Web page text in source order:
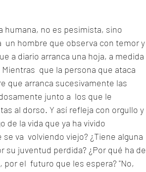
humana, no es pesimista, sino
un hombre que observa con temor y
a diario arranca una hoja, a medida
que la persona que ataca
que arranca sucesivamente las
junto a  los que le
al dorso. Y así refleja con orgullo y
de la vida que ya ha vivido
va  volviendo viejo? ¿Tiene alguna
su juventud perdida? ¿Por qué ha de
el  futuro que les espera? "No,